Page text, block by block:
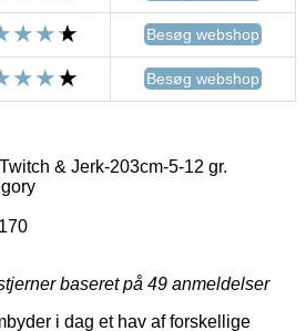
Besøg webshop
Besøg webshop
& Jerk-203cm-5-12 gr.
baseret på 49 anmeldelser
i dag et hav af forskellige